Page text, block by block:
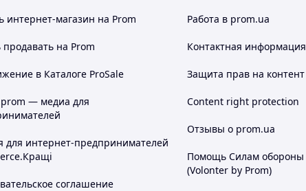
интернет-магазин на Prom
продавать на Prom
в Каталоге ProSale
— медиа для
для интернет-предпринимателей
соглашение
Работа в prom.ua
Контактная информация
Защита прав на контент
Content right protection
Отзывы о prom.ua
Помощь Силам обороны
(Volonter by Prom)